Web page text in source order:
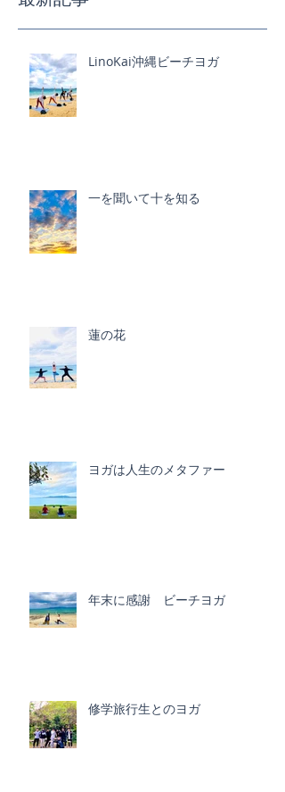
LinoKai沖縄ビーチヨガ
一を聞いて十を知る
蓮の花
ヨガは人生のメタファー
年末に感謝 ビーチヨガ
修学旅行生とのヨガ